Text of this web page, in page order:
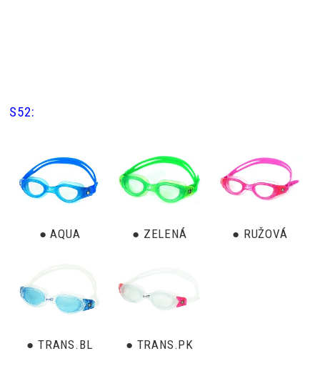
S52:
● AQUA ● ZELENÁ ● RUŽOVÁ
● TRANS.BL ● TRANS.PK